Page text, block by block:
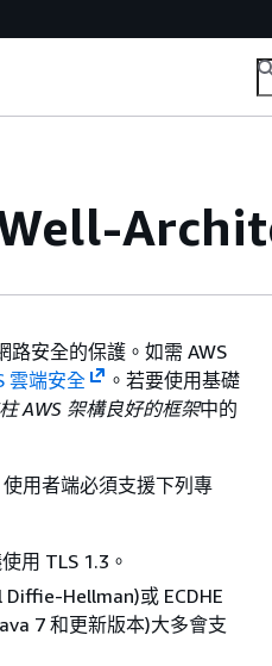
Well-
安全的保護。如需 AWS
雲端安全
。若要使用基礎
AWS 架構良好的框架中的
用者端必須支援下列專
用 TLS 1.3。
Diffie-Hellman)或 ECDHE
7 和更新版本)大多會支